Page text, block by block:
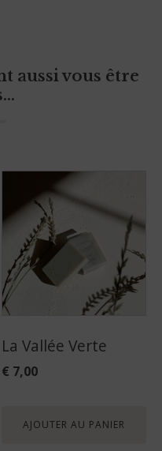
aussi vous être
La Vallée Verte
€ 7,00
AJOUTER AU PANIER